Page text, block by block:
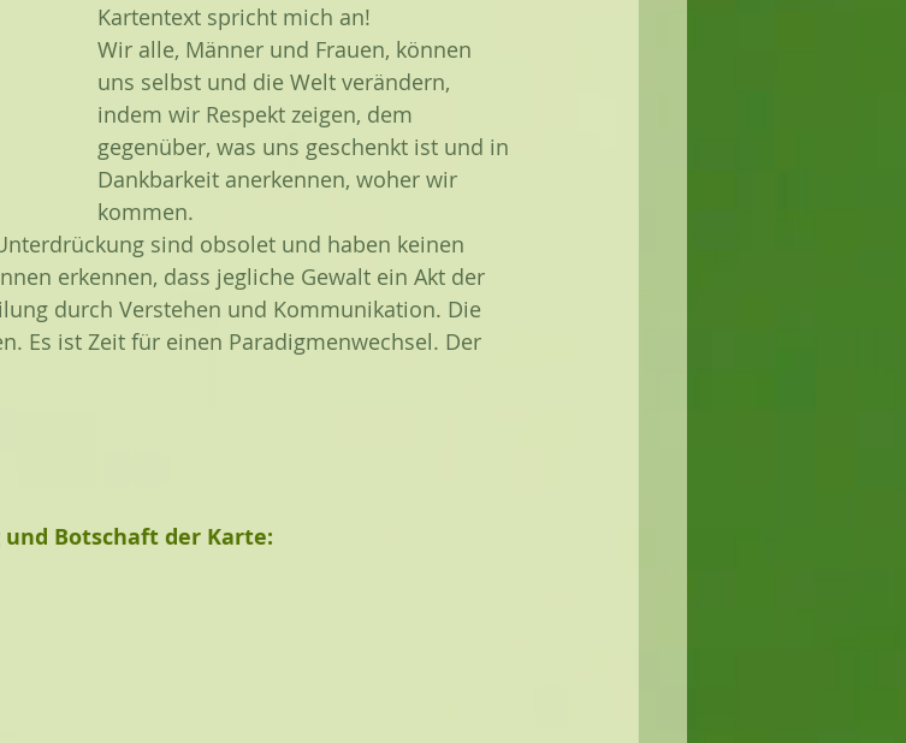
Kartentext spricht mich an!
Wir alle, Männer und Frauen, können
uns selbst und die Welt verändern,
indem wir Respekt zeigen, dem
gegenüber, was uns geschenkt ist und in
Dankbarkeit anerkennen, woher wir
kommen.
sind obsolet und haben keinen
erkennen, dass jegliche Gewalt ein Akt der
durch Verstehen und Kommunikation. Die
Es ist Zeit für einen Paradigmenwechsel. Der
Botschaft der Karte: